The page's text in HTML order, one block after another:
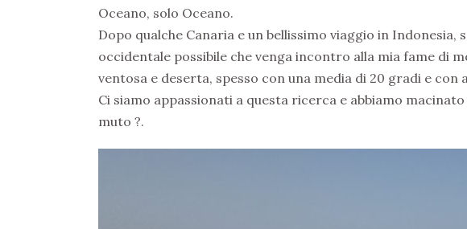
Oceano, solo Oceano.
Dopo qualche Canaria e un bellissimo viaggio in
occidentale possibile che venga incontro alla mia fame di
ventosa e deserta, spesso con una media di 20 gradi e con
Ci siamo appassionati a questa ricerca e abbiamo
muto ?.